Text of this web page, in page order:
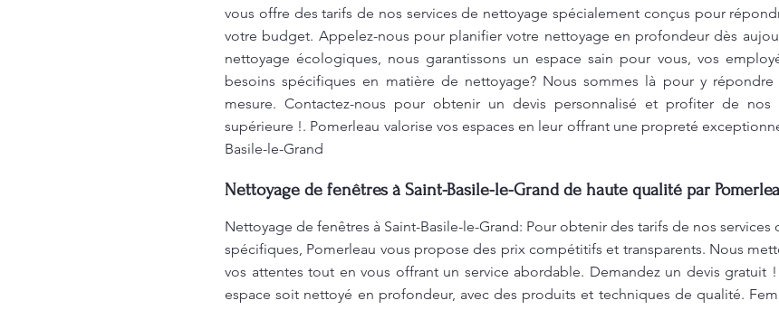
vous offre des tarifs de nos services de nettoyage spécialement conçus pour
votre budget. Appelez-nous pour planifier votre nettoyage en profondeur dès
nettoyage écologiques, nous garantissons un espace sain pour vous, vos
besoins spécifiques en matière de nettoyage? Nous sommes là pour y
mesure. Contactez-nous pour obtenir un devis personnalisé et profiter de
supérieure !. Pomerleau valorise vos espaces en leur offrant une propreté
Basile-le-Grand
Nettoyage de fenêtres à Saint-Basile-le-Grand de haute qualité par
Nettoyage de fenêtres à Saint-Basile-le-Grand: Pour obtenir des tarifs de nos
spécifiques, Pomerleau vous propose des prix compétitifs et transparents. Nous
vos attentes tout en vous offrant un service abordable. Demandez un devis gratuit
espace soit nettoyé en profondeur, avec des produits et techniques de qualité.